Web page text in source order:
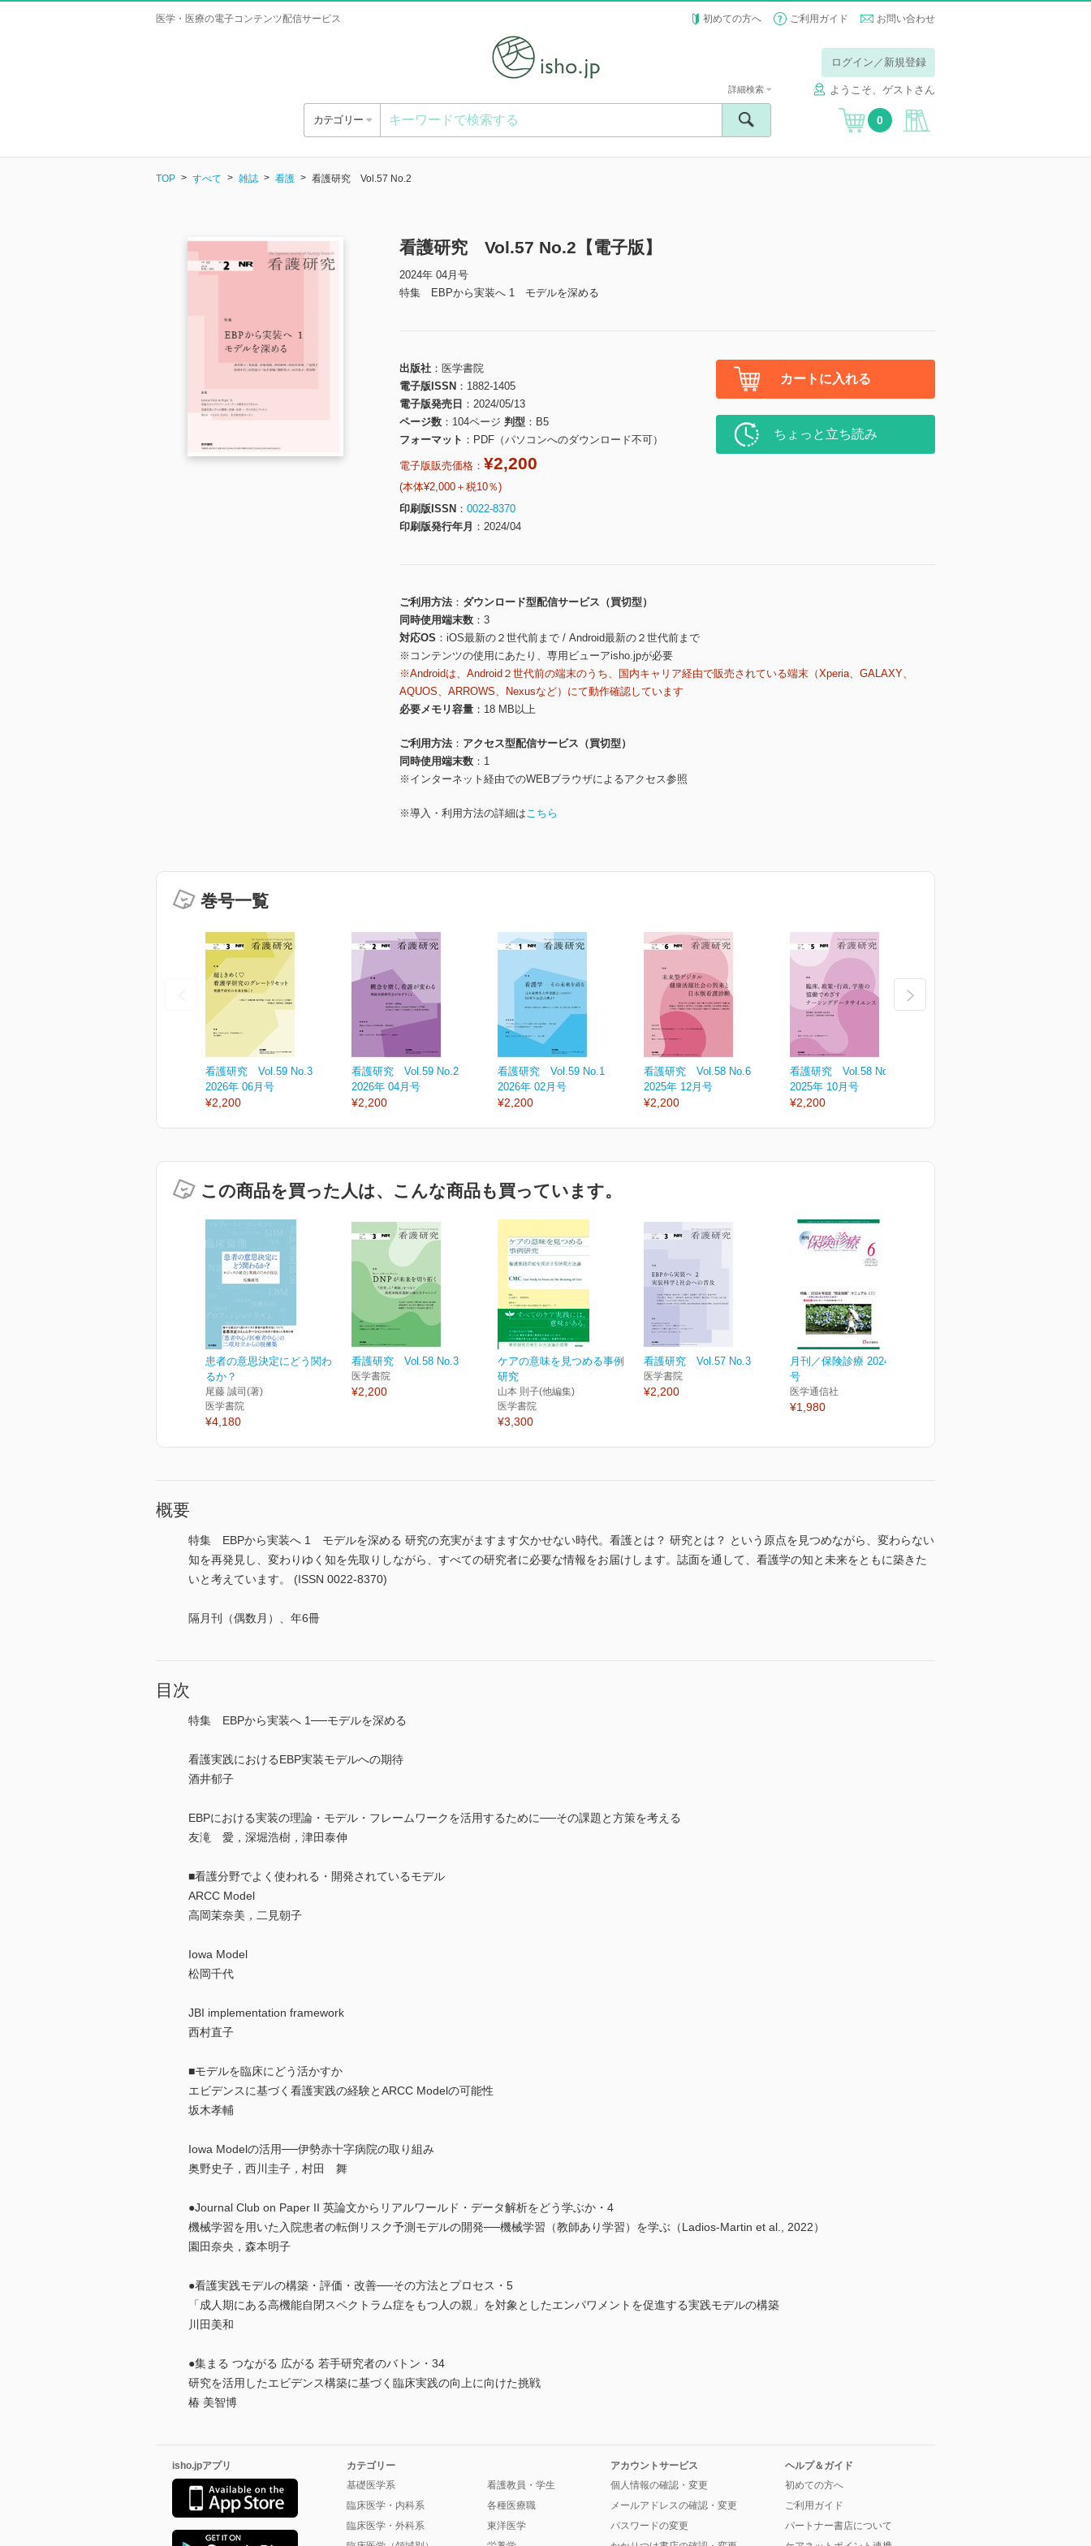
医学・医療の電子コンテンツ配信サービス 初めての方へ ご利用ガイド お問い合わせ
ログイン／新規登録
ようこそ、ゲストさん
カテゴリー
詳細検索
0
TOP すべて 雑誌 看護 看護研究 Vol.57 No.2
看護研究 Vol.57 No.2【電子版】
2024年 04月号
特集 EBPから実装へ 1 モデルを深める
出版社
医学書院
電子版ISSN
1882-1405
電子版発売日
2024/05/13
ページ数
104ページ 判型
B5
フォーマット
PDF（パソコンへのダウンロード不可）
電子版販売価格： ¥2,200
(本体¥2,000＋税10％)
印刷版ISSN
0022-8370
印刷版発行年月
2024/04
カートに入れる
ちょっと立ち読み
ご利用方法
ダウンロード型配信サービス（買切型）
同時使用端末数
3
対応OS
iOS最新の２世代前まで / Android最新の２世代前まで
※コンテンツの使用にあたり、専用ビューアisho.jpが必要
※Androidは、Android２世代前の端末のうち、国内キャリア経由で販売されている端末（Xperia、GALAXY、
AQUOS、ARROWS、Nexusなど）にて動作確認しています
必要メモリ容量
18 MB以上
ご利用方法
アクセス型配信サービス（買切型）
同時使用端末数
1
※インターネット経由でのWEBブラウザによるアクセス参照
※導入・利用方法の詳細はこちら
巻号一覧
看護研究 Vol.59 No.3
2026年 06月号
¥2,200
看護研究 Vol.59 No.2
2026年 04月号
¥2,200
看護研究 Vol.59 No.1
2026年 02月号
¥2,200
看護研究 Vol.58 No.6
2025年 12月号
¥2,200
看護研究 Vol.58 No.5
2025年 10月号
¥2,200
この商品を買った人は、こんな商品も買っています。
患者の意思決定にどう関わ
るか？
尾藤 誠司(著)
医学書院
¥4,180
看護研究 Vol.58 No.3
医学書院
¥2,200
ケアの意味を見つめる事例
研究
山本 則子(他編集)
医学書院
¥3,300
看護研究 Vol.57 No.3
医学書院
¥2,200
月刊／保険診療 2024年6月
号
医学通信社
¥1,980
概要
特集 EBPから実装へ 1 モデルを深める 研究の充実がますます欠かせない時代。看護とは？ 研究とは？ という原点を見つめながら、変わらない
知を再発見し、変わりゆく知を先取りしながら、すべての研究者に必要な情報をお届けします。誌面を通して、看護学の知と未来をともに築きた
いと考えています。 (ISSN 0022-8370)
隔月刊（偶数月）、年6冊
目次
特集 EBPから実装へ 1──モデルを深める
看護実践におけるEBP実装モデルへの期待
酒井郁子
EBPにおける実装の理論・モデル・フレームワークを活用するために──その課題と方策を考える
友滝 愛，深堀浩樹，津田泰伸
■看護分野でよく使われる・開発されているモデル
ARCC Model
高岡茉奈美，二見朝子
Iowa Model
松岡千代
JBI implementation framework
西村直子
■モデルを臨床にどう活かすか
エビデンスに基づく看護実践の経験とARCC Modelの可能性
坂木孝輔
Iowa Modelの活用──伊勢赤十字病院の取り組み
奥野史子，西川圭子，村田 舞
●Journal Club on Paper II 英論文からリアルワールド・データ解析をどう学ぶか・4
機械学習を用いた入院患者の転倒リスク予測モデルの開発──機械学習（教師あり学習）を学ぶ（Ladios-Martin et al., 2022）
園田奈央，森本明子
●看護実践モデルの構築・評価・改善──その方法とプロセス・5
「成人期にある高機能自閉スペクトラム症をもつ人の親」を対象としたエンパワメントを促進する実践モデルの構築
川田美和
●集まる つながる 広がる 若手研究者のバトン・34
研究を活用したエビデンス構築に基づく臨床実践の向上に向けた挑戦
椿 美智博
isho.jpアプリ
カテゴリー
基礎医学系
臨床医学・内科系
臨床医学・外科系
看護教員・学生
各種医療職
東洋医学
アカウントサービス
個人情報の確認・変更
メールアドレスの確認・変更
パスワードの変更
ヘルプ＆ガイド
初めての方へ
ご利用ガイド
パートナー書店について